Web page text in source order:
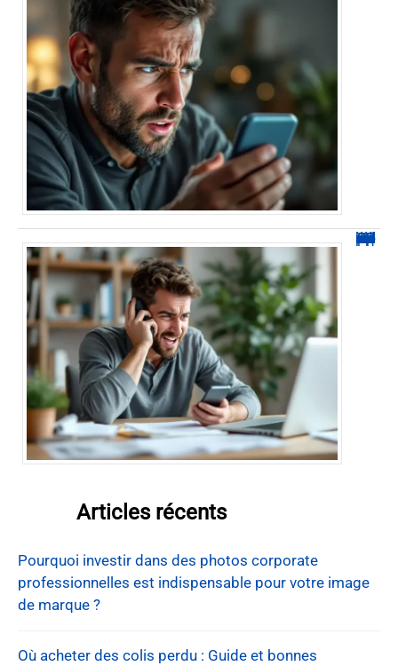
0270 Spam : 5 solutions pour bloquer ces appels indésirables
Articles récents
Pourquoi investir dans des photos corporate
professionnelles est indispensable pour votre image
de marque ?
Où acheter des colis perdu : Guide et bonnes